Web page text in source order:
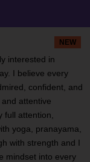
NEW
interested in
I believe every
confident, and
attentive
attention,
yoga, pranayama,
with strength and I
mindset into every